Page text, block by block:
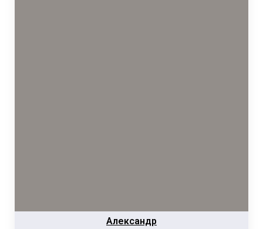
Александр